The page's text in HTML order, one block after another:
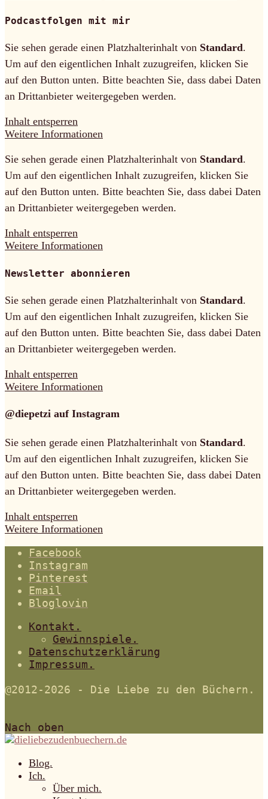
Podcastfolgen mit mir
Sie sehen gerade einen Platzhalterinhalt von Standard.
Um auf den eigentlichen Inhalt zuzugreifen, klicken Sie
auf den Button unten. Bitte beachten Sie, dass dabei Daten
an Drittanbieter weitergegeben werden.
Inhalt entsperren
Weitere Informationen
Sie sehen gerade einen Platzhalterinhalt von Standard.
Um auf den eigentlichen Inhalt zuzugreifen, klicken Sie
auf den Button unten. Bitte beachten Sie, dass dabei Daten
an Drittanbieter weitergegeben werden.
Inhalt entsperren
Weitere Informationen
Newsletter abonnieren
Sie sehen gerade einen Platzhalterinhalt von Standard.
Um auf den eigentlichen Inhalt zuzugreifen, klicken Sie
auf den Button unten. Bitte beachten Sie, dass dabei Daten
an Drittanbieter weitergegeben werden.
Inhalt entsperren
Weitere Informationen
@diepetzi auf Instagram
Sie sehen gerade einen Platzhalterinhalt von Standard.
Um auf den eigentlichen Inhalt zuzugreifen, klicken Sie
auf den Button unten. Bitte beachten Sie, dass dabei Daten
an Drittanbieter weitergegeben werden.
Inhalt entsperren
Weitere Informationen
Facebook
Instagram
Pinterest
Email
Bloglovin
Kontakt.
Gewinnspiele.
Datenschutzerklärung
Impressum.
@2012-2026 - Die Liebe zu den Büchern.
Nach oben
Blog.
Ich.
Über mich.